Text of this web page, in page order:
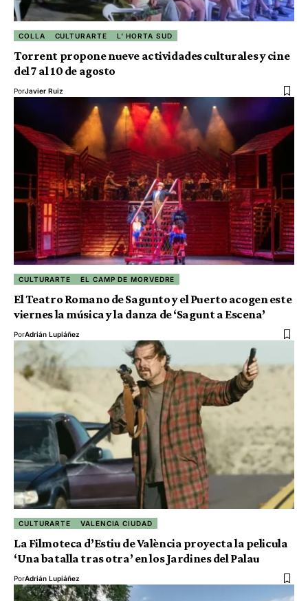
COLLA CULTURARTE L' HORTA SUD
Torrent propone nueve actividades culturales y cine
del 7 al 10 de agosto
PorJavier Ruiz
CULTURARTE EL CAMP DE MORVEDRE
El Teatro Romano de Sagunto y el Puerto acogen este
viernes la música y la danza de ‘Sagunt a Escena’
PorAdrián Lupiáñez
CULTURARTE VALENCIA CIUDAD
La Filmoteca d’Estiu de València proyecta la pelicula
‘Una batalla tras otra’ en los Jardines del Palau
PorAdrián Lupiáñez